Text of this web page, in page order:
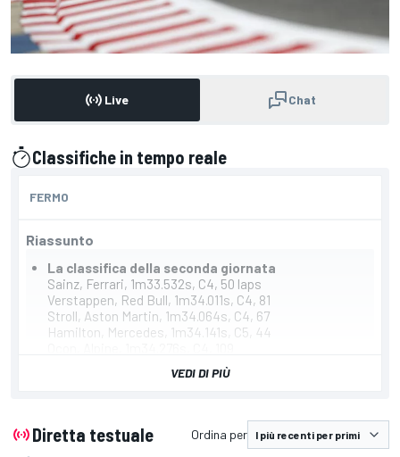
Live Chat
Classifiche in tempo reale
FERMO
Riassunto
La classifica della seconda giornata
Sainz, Ferrari, 1m33.532s, C4, 50 laps
Verstappen, Red Bull, 1m34.011s, C4, 81
Stroll, Aston Martin, 1m34.064s, C4, 67
Hamilton, Mercedes, 1m34.141s, C5, 44
Leclerc, Ferrari, 1m34.366s, C3, 54
Norris, McLaren, 1m34.609s, C3, 59
Tsunoda, AlphaTauri, 1m36.802s, C3, 118
Bottas, Alfa Romeo, 1m36.987s, C2, 25
VEDI DI PIÙ
Diretta testuale Ordina per